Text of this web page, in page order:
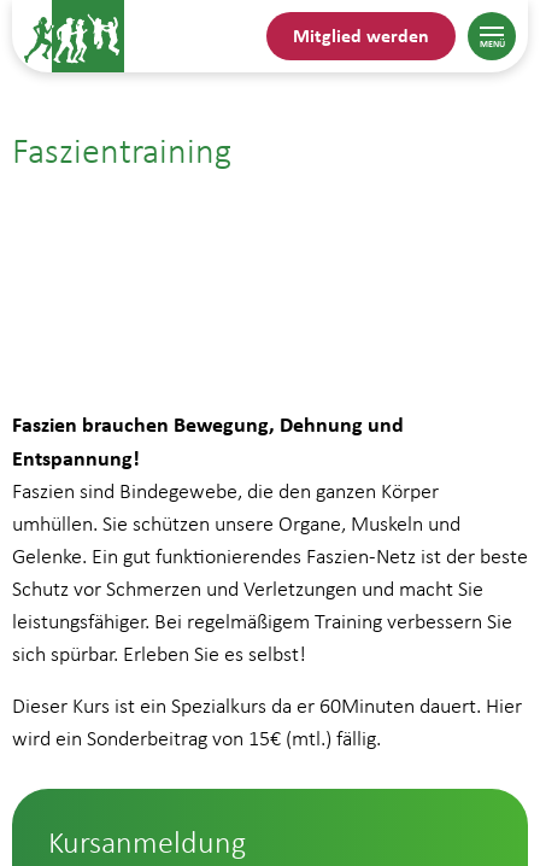
Mitglied werden
Faszientraining
Faszien brauchen Bewegung, Dehnung und
Entspannung!
Faszien sind Bindegewebe, die den ganzen Körper
umhüllen. Sie schützen unsere Organe, Muskeln und
Gelenke. Ein gut funktionierendes Faszien-Netz ist der beste
Schutz vor Schmerzen und Verletzungen und macht Sie
leistungsfähiger. Bei regelmäßigem Training verbessern Sie
sich spürbar. Erleben Sie es selbst!
Dieser Kurs ist ein Spezialkurs da er 60Minuten dauert. Hier
wird ein Sonderbeitrag von 15€ (mtl.) fällig.
Kursanmeldung